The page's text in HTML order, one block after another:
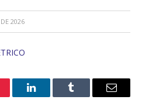
2026
O
Tumblr
E-